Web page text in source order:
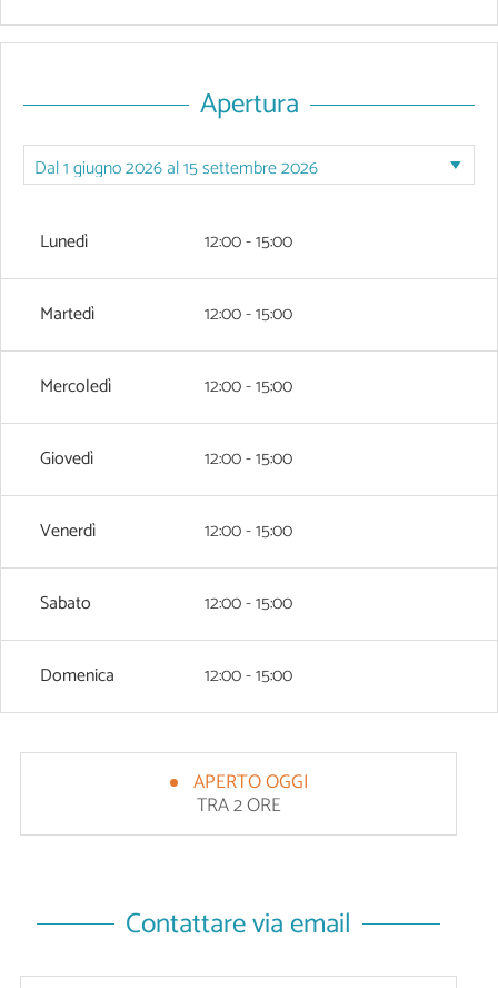
Apertura
Lunedì 12:00 - 15:00
Martedì 12:00 - 15:00
Mercoledì 12:00 - 15:00
Giovedì 12:00 - 15:00
Venerdì 12:00 - 15:00
Sabato 12:00 - 15:00
Domenica 12:00 - 15:00
APERTO OGGI
TRA 2 ORE
Contattare via email